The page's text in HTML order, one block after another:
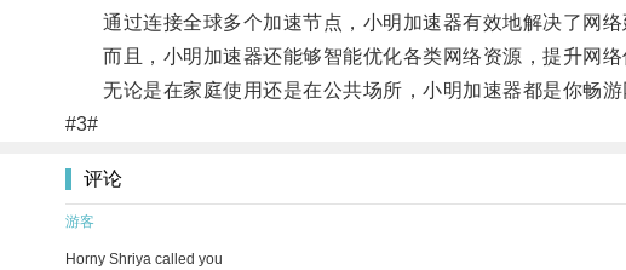
通过连接全球多个加速节点，小明加速器有效地解决了网络
而且，小明加速器还能够智能优化各类网络资源，提升网络
无论是在家庭使用还是在公共场所，小明加速器都是你畅游
#3#
评论
游客
Horny Shriya called you